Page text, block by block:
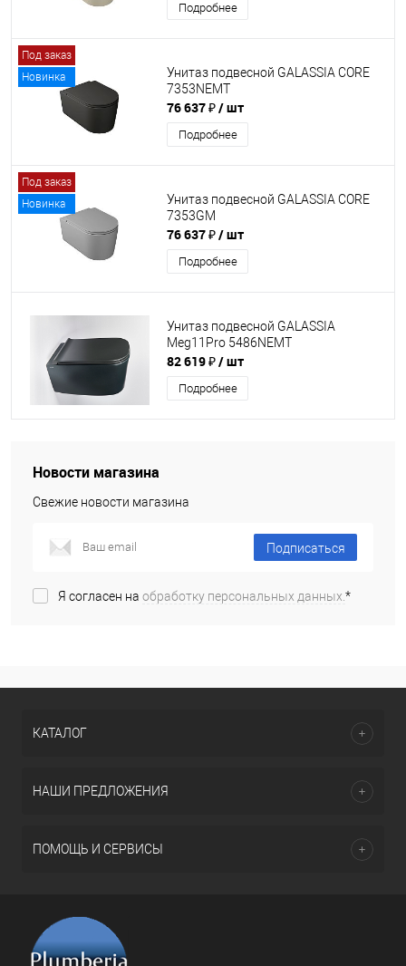
Подробнее
Под заказ
Новинка
Унитаз подвесной GALASSIA CORE
7353NEMT
76 637 ₽/ шт
Подробнее
Под заказ
Новинка
Унитаз подвесной GALASSIA CORE
7353GM
76 637 ₽/ шт
Подробнее
Унитаз подвесной GALASSIA
Meg11Pro 5486NEMT
82 619 ₽/ шт
Подробнее
Новости магазина
Свежие новости магазина
Подписаться
Я согласен на обработку персональных данных.*
КАТАЛОГ
НАШИ ПРЕДЛОЖЕНИЯ
ПОМОЩЬ И СЕРВИСЫ